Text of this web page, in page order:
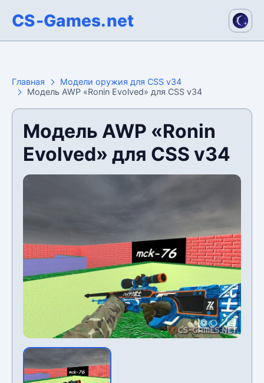
CS-Games.net
Главная
Модели оружия для CSS v34
Модель AWP «Ronin Evolved» для CSS v34
Модель AWP «Ronin
Evolved» для CSS v34